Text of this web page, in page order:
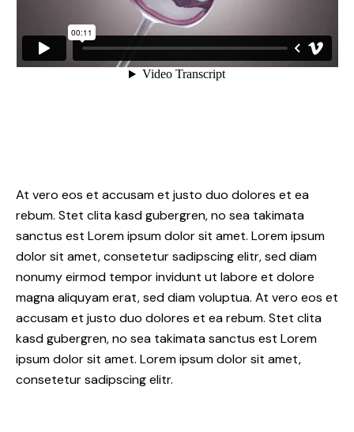
At vero eos et accusam et justo duo dolores et ea
rebum. Stet clita kasd gubergren, no sea takimata
sanctus est Lorem ipsum dolor sit amet. Lorem ipsum
dolor sit amet, consetetur sadipscing elitr, sed diam
nonumy eirmod tempor invidunt ut labore et dolore
magna aliquyam erat, sed diam voluptua. At vero eos et
accusam et justo duo dolores et ea rebum. Stet clita
kasd gubergren, no sea takimata sanctus est Lorem
ipsum dolor sit amet. Lorem ipsum dolor sit amet,
consetetur sadipscing elitr.